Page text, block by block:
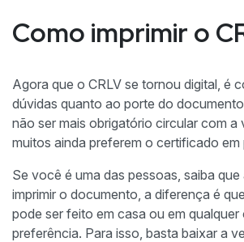
Como imprimir o
Agora que o CRLV se tornou digital, é
dúvidas quanto ao porte do
não ser mais obrigatório circular com a
muitos ainda preferem o certificado em
Se você é uma das pessoas, saiba que
imprimir o documento, a diferença é
pode ser feito em casa ou em qualquer
preferência. Para isso, basta baixar a